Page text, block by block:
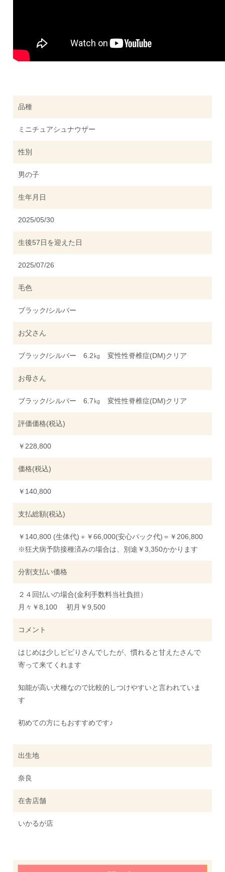
品種
ミニチュアシュナウザー
性別
男の子
生年月日
2025/05/30
生後57日を迎えた日
2025/07/26
毛色
ブラック/シルバー
お父さん
ブラック/シルバー 6.2㎏ 変性性脊椎症(DM)クリア
お母さん
ブラック/シルバー 6.7㎏ 変性性脊椎症(DM)クリア
評価価格(税込)
￥228,800
価格(税込)
￥140,800
支払総額(税込)
￥140,800 (生体代)＋￥66,000(安心パック代)＝￥206,800
※狂犬病予防接種済みの場合は、別途￥3,350かかります
分割支払い価格
２４回払いの場合(金利手数料当社負担）
月々￥8,100 初月￥9,500
コメント
はじめは少しビビりさんでしたが、慣れると甘えたさんで
寄って来てくれます
知能が高い犬種なので比較的しつけやすいと言われていま
す
初めての方にもおすすめです♪
出生地
奈良
在舎店舗
いかるが店